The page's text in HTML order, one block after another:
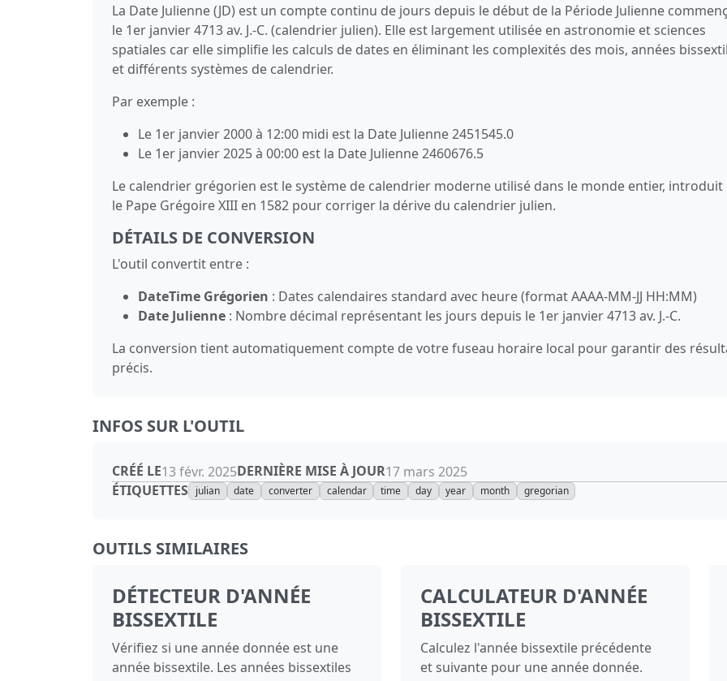
La Date Julienne (JD) est un compte continu de jours depuis le début de la Période Julienne
le 1er janvier 4713 av. J.-C. (calendrier julien). Elle est largement utilisée en astronomie et sciences
spatiales car elle simplifie les calculs de dates en éliminant les complexités des mois, années
et différents systèmes de calendrier.
Par exemple :
Le 1er janvier 2000 à 12:00 midi est la Date Julienne 2451545.0
Le 1er janvier 2025 à 00:00 est la Date Julienne 2460676.5
Le calendrier grégorien est le système de calendrier moderne utilisé dans le monde entier, introduit
le Pape Grégoire XIII en 1582 pour corriger la dérive du calendrier julien.
DÉTAILS DE CONVERSION
L'outil convertit entre :
DateTime Grégorien : Dates calendaires standard avec heure (format AAAA-MM-JJ HH:MM)
Date Julienne : Nombre décimal représentant les jours depuis le 1er janvier 4713 av. J.-C.
La conversion tient automatiquement compte de votre fuseau horaire local pour garantir des
précis.
INFOS SUR L'OUTIL
CRÉÉ LE13 févr. 2025DERNIÈRE MISE À JOUR17 mars 2025
ÉTIQUETTES julian date converter calendar time day year month gregorian
OUTILS SIMILAIRES
DÉTECTEUR D'ANNÉE
BISSEXTILE
Vérifiez si une année donnée est une
année bissextile. Les années bissextiles
CALCULATEUR D'ANNÉE
BISSEXTILE
Calculez l'année bissextile précédente
et suivante pour une année donnée.